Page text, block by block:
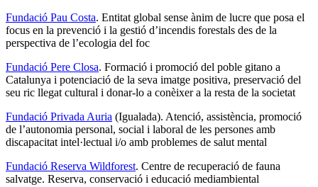
Fundació Pau Costa. Entitat global sense ànim de lucre que posa el
focus en la prevenció i la gestió d’incendis forestals des de la
perspectiva de l’ecologia del foc
Fundació Pere Closa. Formació i promoció del poble gitano a
Catalunya i potenciació de la seva imatge positiva, preservació del
seu ric llegat cultural i donar-lo a conèixer a la resta de la societat
Fundació Privada Auria (Igualada). Atenció, assistència, promoció
de l’autonomia personal, social i laboral de les persones amb
discapacitat intel·lectual i/o amb problemes de salut mental
Fundació Reserva Wildforest. Centre de recuperació de fauna
salvatge. Reserva, conservació i educació mediambiental